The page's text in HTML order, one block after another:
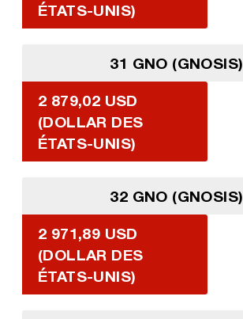
ÉTATS-UNIS)
31 GNO (GNOSIS)
2 879,02 USD
(DOLLAR DES
ÉTATS-UNIS)
32 GNO (GNOSIS)
2 971,89 USD
(DOLLAR DES
ÉTATS-UNIS)